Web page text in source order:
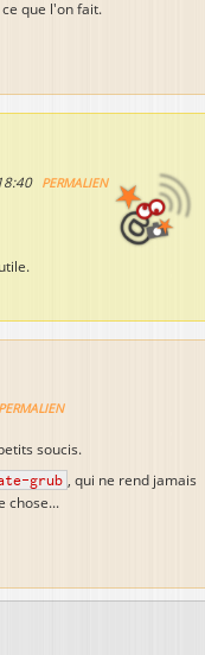
que l'on fait.
PERMALIEN
PERMALIEN
soucis.
grub , qui ne rend jamais
chose...